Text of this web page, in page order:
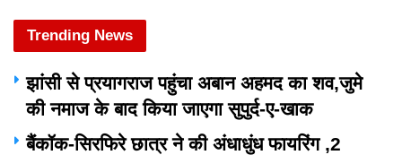
Trending News
झांसी से प्रयागराज पहुंचा अबान अहमद का शव,जुमे
की नमाज के बाद किया जाएगा सुपुर्द-ए-खाक
बैंकॉक-सिरफिरे छात्र ने की अंधाधुंध फायरिंग ,2